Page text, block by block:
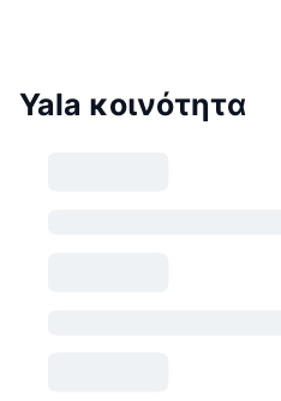
Yala κοινότητα